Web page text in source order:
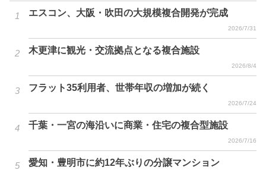
エスコン、大阪・吹田の大規模複合開発が完成
2026/7/31
木更津に観光・交流拠点となる複合施設
2026/8/4
フラット35利用者、世帯年収の増加が続く
2026/7/24
千葉・一宮の海沿いに商業・住宅の複合型施設
2026/7/16
愛知・豊明市に約12年ぶりの分譲マンション